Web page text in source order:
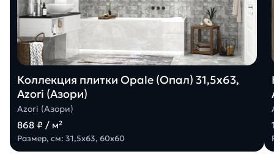
Коллекция плитки Opale (Опал) 31,5х63,
Azori (Азори)
Azori (Азори)
868 ₽ / м²
Размер, см: 31,5х63, 60х60